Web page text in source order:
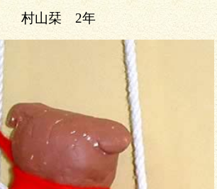
村山栞 2年